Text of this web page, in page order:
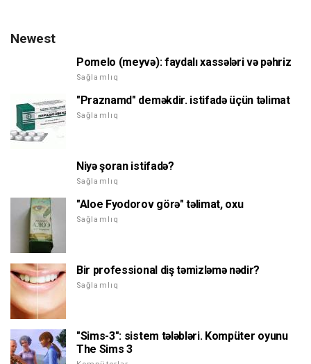
Newest
Pomelo (meyvə): faydalı xassələri və pəhriz
Sağlamlıq
"Praznamd" deməkdir. istifadə üçün təlimat
Sağlamlıq
Niyə şoran istifadə?
Sağlamlıq
"Aloe Fyodorov görə" təlimat, oxu
Sağlamlıq
Bir professional diş təmizləmə nədir?
Sağlamlıq
"Sims-3": sistem tələbləri. Kompüter oyunu
The Sims 3